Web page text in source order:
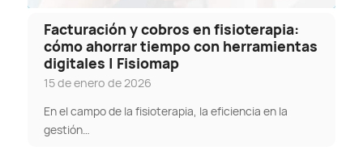
Facturación y cobros en fisioterapia:
cómo ahorrar tiempo con herramientas
digitales | Fisiomap
15 de enero de 2026
En el campo de la fisioterapia, la eficiencia en la
gestión…